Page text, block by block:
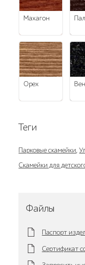
махагон
орех
Теги
Парковые скамейки,
Скамейки для
Файлы
Паспорт
Сертификат